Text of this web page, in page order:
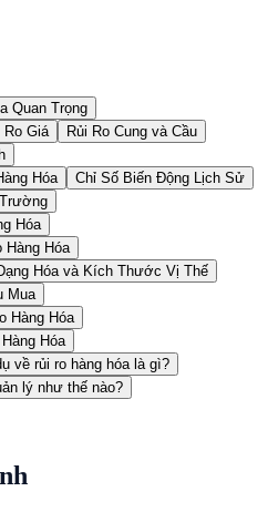
Quan Trọng
Ro Giá
Rủi Ro Cung và Cầu
Hóa
Chỉ Số Biến Động Lịch Sử
Hóa
Hàng Hóa
Hóa và Kích Thước Vị Thế
Mua
Hàng Hóa
Hóa
về rủi ro hàng hóa là gì?
lý như thế nào?